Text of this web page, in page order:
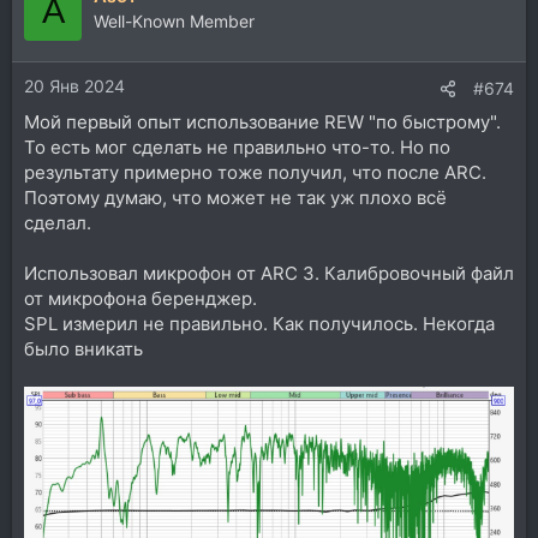
А Well-Known Member
20 Янв 2024 #674
Мой первый опыт использование REW "по быстрому".
То есть мог сделать не правильно что-то. Но по
результату примерно тоже получил, что после ARC.
Поэтому думаю, что может не так уж плохо всё
сделал.
Использовал микрофон от ARC 3. Калибровочный файл
от микрофона беренджер.
SPL измерил не правильно. Как получилось. Некогда
было вникать